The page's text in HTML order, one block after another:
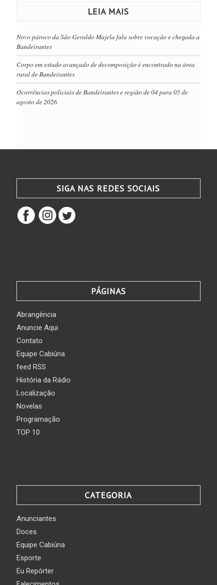
LEIA MAIS
Novo pároco da São Geraldo Majela fala sobre vocação e chegada a
Bandeirantes
Corpo em estado avançado de decomposição é encontrado na área
rural de Bandeirantes
Ocorrências policiais de Bandeirantes e região de 04 para 05 de
agosto de 2026
SIGA NAS REDES SOCIAIS
PÁGINAS
Abrangência
Anuncie Aqui
Contato
Equipe Cabiúna
feed RSS
História da Rádio
Localização
Novelas
Programação
TOP 10
CATEGORIA
Anunciantes
Doces
Equipe Cabiúna
Esporte
Eu Repórter